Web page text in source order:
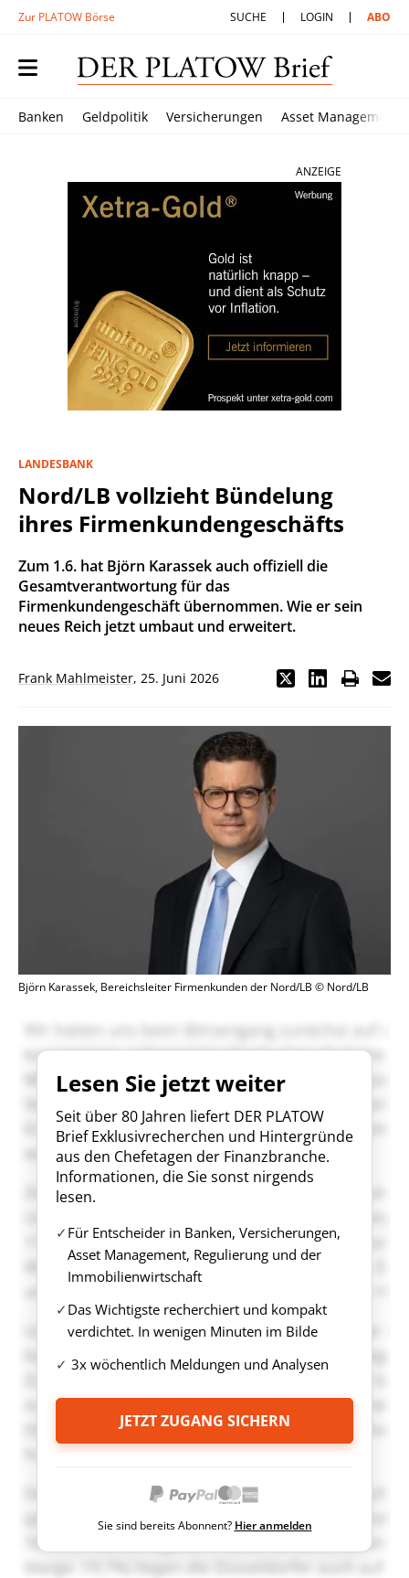
Zur PLATOW Börse SUCHE LOGIN ABO
Banken Geldpolitik Versicherungen Asset Management
ANZEIGE
LANDESBANK
Nord/LB vollzieht Bündelung
ihres Firmenkundengeschäfts
Zum 1.6. hat Björn Karassek auch offiziell die
Gesamtverantwortung für das
Firmenkundengeschäft übernommen. Wie er sein
neues Reich jetzt umbaut und erweitert.
Frank Mahlmeister, 25. Juni 2026
Björn Karassek, Bereichsleiter Firmenkunden der Nord/LB © Nord/LB
Lesen Sie jetzt weiter
Seit über 80 Jahren liefert DER PLATOW
Brief Exklusivrecherchen und Hintergründe
aus den Chefetagen der Finanzbranche.
Informationen, die Sie sonst nirgends
lesen.
Für Entscheider in Banken, Versicherungen,
Asset Management, Regulierung und der
Immobilienwirtschaft
Das Wichtigste recherchiert und kompakt
verdichtet. In wenigen Minuten im Bilde
3x wöchentlich Meldungen und Analysen
JETZT ZUGANG SICHERN
Sie sind bereits Abonnent? Hier anmelden